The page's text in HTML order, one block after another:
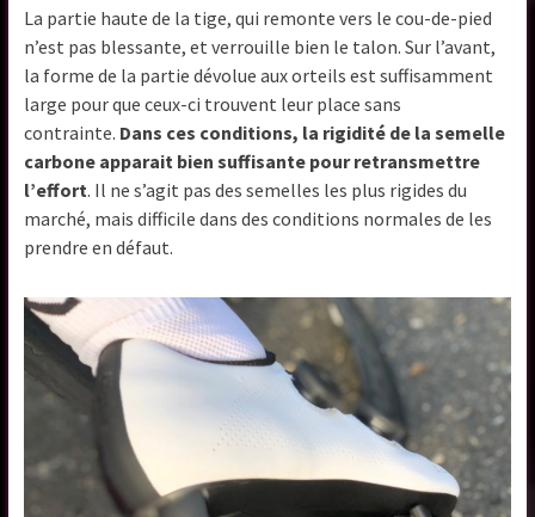
La partie haute de la tige, qui remonte vers le cou-de-pied
n’est pas blessante, et verrouille bien le talon. Sur l’avant,
la forme de la partie dévolue aux orteils est suffisamment
large pour que ceux-ci trouvent leur place sans
contrainte. Dans ces conditions, la rigidité de la semelle
carbone apparait bien suffisante pour retransmettre
l’effort. Il ne s’agit pas des semelles les plus rigides du
marché, mais difficile dans des conditions normales de les
prendre en défaut.